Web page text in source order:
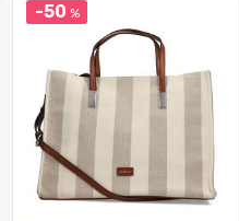
-50 %